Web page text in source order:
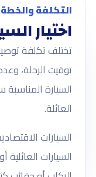
التكلفة
اختيار
تختلف تكلفة
توقيت الرحلة،
السيارة
العائلة.
السيارات
السيارات